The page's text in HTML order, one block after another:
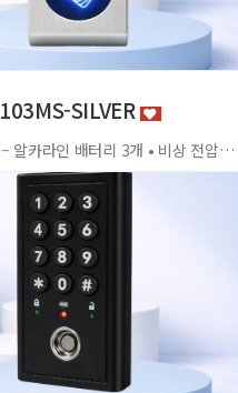
103MS-SILVER
• 사용 전압 – 알카라인 배터리 3개 • 비상 전압 - DC3.2V±0.2V • 전력 소비량 – 정전류 : ≤30μA 동작전류 : ≤150 MA • 사용 환경 – 온도 : 0℃ ~ +70℃ 습도 : RH 20% ~ RH95%RH 사용방법 < 잠금방법 > - 비밀번호 4자리 숫자를 입력하면 문이 자동으로 잠깁니다. < 찾는방법> - 입력했던 비밀번호 4자리 숫자를 누르면 자동으로 문이 열립니다. - 비밀번호를 잊었을 경우 마스터키 사용 가능 특징 - 마스터키 10개까지 등록가능 - 버튼 백라이트 - 배터리 방전 시 외부전원 공급기 사용가능 - 자동/수동 잠금 설정 가능 - 마스터 비밀번호 설정 가능 - 무음모드 가능 - 13.56MHZ [이 게시물은 관리자님에 의해 2026-06-18 11:43:04 제품소개에서 복사 됨]